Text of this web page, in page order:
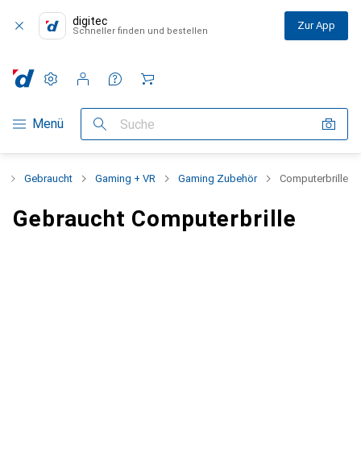
digitec
Schneller finden und bestellen Zur App
Navigation nach Kategorien
Menü Suche
Einstellungen
Kundenkonto
Vergleichslisten
Merklisten
Warenkorb
Gebraucht Gaming + VR Gaming Zubehör Computerbrille
Gebraucht Computerbrille